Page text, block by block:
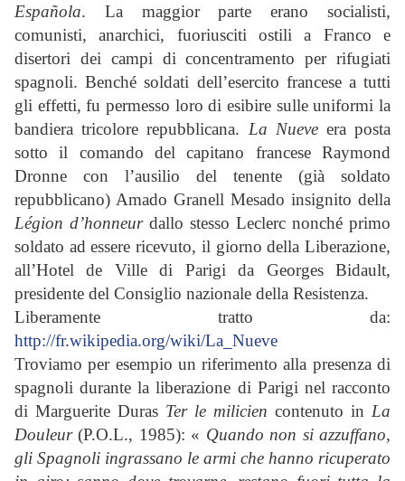
Española. La maggior parte erano socialisti,
comunisti, anarchici, fuoriusciti ostili a Franco e
disertori dei campi di concentramento per rifugiati
spagnoli. Benché soldati dell’esercito francese a tutti
gli effetti, fu permesso loro di esibire sulle uniformi la
bandiera tricolore repubblicana. La Nueveera posta
sotto il comando del capitano francese Raymond
Dronne con l’ausilio del tenente (già soldato
repubblicano) Amado Granell Mesado insignito della
Légion d’honneurdallo stesso Leclerc nonché primo
soldato ad essere ricevuto, il giorno della Liberazione,
all’Hotel de Ville di Parigi da Georges Bidault,
presidente del Consiglio nazionale della Resistenza.
Liberamente tratto da:
http://fr.wikipedia.org/wiki/La_Nueve
Troviamo per esempio un riferimento alla presenza di
spagnoli durante la liberazione di Parigi nel racconto
di Marguerite Duras Ter le milicien contenuto in La
Douleur(P.O.L., 1985): « Quando non si azzuffano,
gli Spagnoli ingrassano le armi che hanno ricuperato